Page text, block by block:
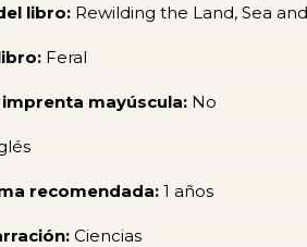
libro: Rewilding the Land, Sea
Feral
mayúscula: No
recomendada: 1 años
Ciencias